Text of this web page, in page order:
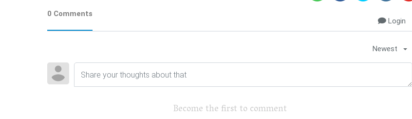
0 Comments
Login
Newest
Become the first to comment